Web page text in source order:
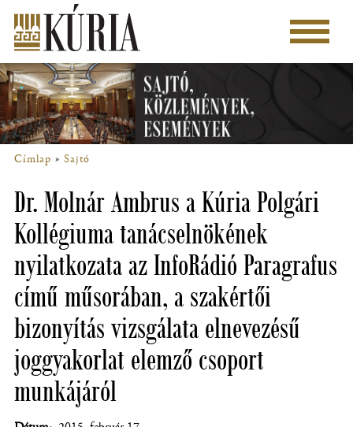
tartalomra
Főmenü
Címlap Sajtó
Dr. Molnár Ambrus a Kúria Polgári
Kollégiuma tanácselnökének
nyilatkozata az InfoRádió Paragrafus
című műsorában, a szakértői
bizonyítás vizsgálata elnevezésű
joggyakorlat elemző csoport
munkájáról